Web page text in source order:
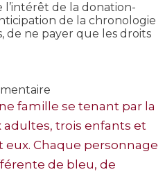
l’intérêt de la donation-
de la chronologie
de ne payer que les droits